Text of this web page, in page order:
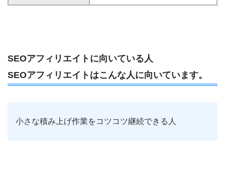
SEOアフィリエイトに向いている人
SEOアフィリエイトはこんな人に向いています。
小さな積み上げ作業をコツコツ継続できる人